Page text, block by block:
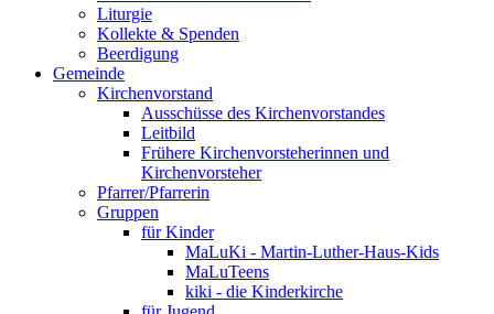
Liturgie
Kollekte & Spenden
Beerdigung
Gemeinde
Kirchenvorstand
Ausschüsse des Kirchenvorstandes
Leitbild
Frühere Kirchenvorsteherinnen und
Kirchenvorsteher
Pfarrer/Pfarrerin
Gruppen
für Kinder
MaLuKi - Martin-Luther-Haus-Kids
MaLuTeens
kiki - die Kinderkirche